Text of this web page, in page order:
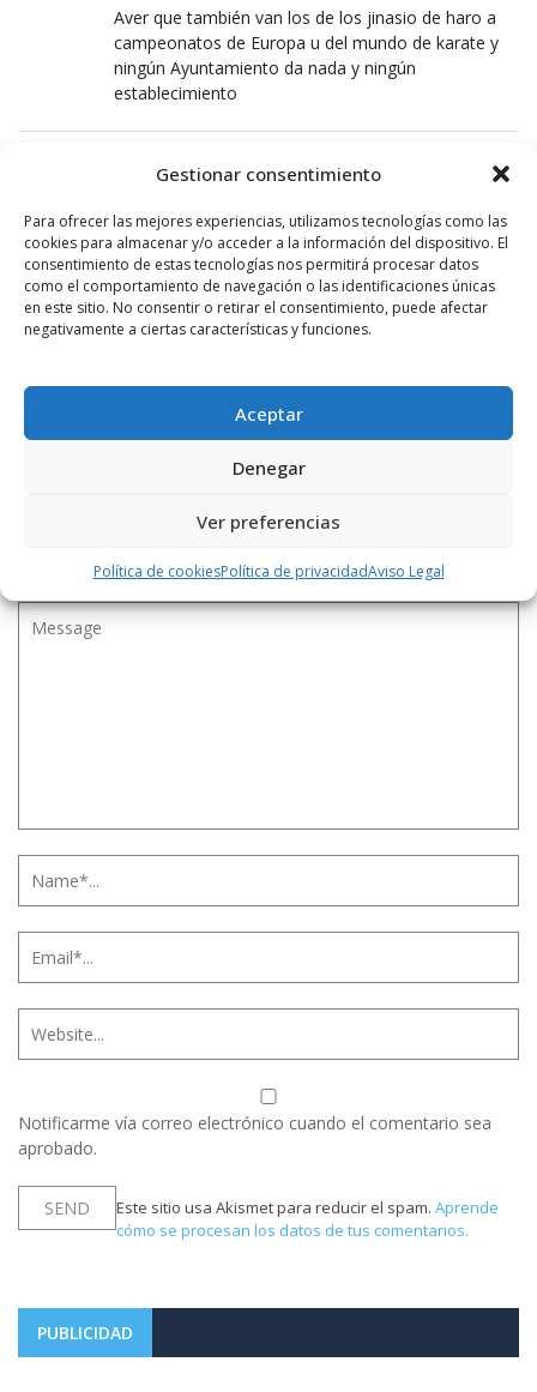
Gestionar consentimiento
Para ofrecer las mejores experiencias, utilizamos tecnologías como las
cookies para almacenar y/o acceder a la información del dispositivo. El
consentimiento de estas tecnologías nos permitirá procesar datos
como el comportamiento de navegación o las identificaciones únicas
en este sitio. No consentir o retirar el consentimiento, puede afectar
negativamente a ciertas características y funciones.
Aceptar
Denegar
Ver preferencias
Política de cookiesPolítica de privacidadAviso Legal
Aver que también van los de los jinasio de haro a
campeonatos de Europa u del mundo de karate y
ningún Ayuntamiento da nada y ningún
establecimiento
Y quienes son las hostigadoras ?
BLAS
21 OCTUBRE, 2016 AT 22:06
les cae algo del ayun este chaval es un ejemplo y
lleva el nombre de haro por donde va se merece
mas que muchos jetas que tenemos por ejemplo
en el propio ayuntamiento aupa ander grande tu
Notificarme vía correo electrónico cuando el comentario sea
aprobado.
Este sitio usa Akismet para reducir el spam. Aprende
cómo se procesan los datos de tus comentarios.
PUBLICIDAD